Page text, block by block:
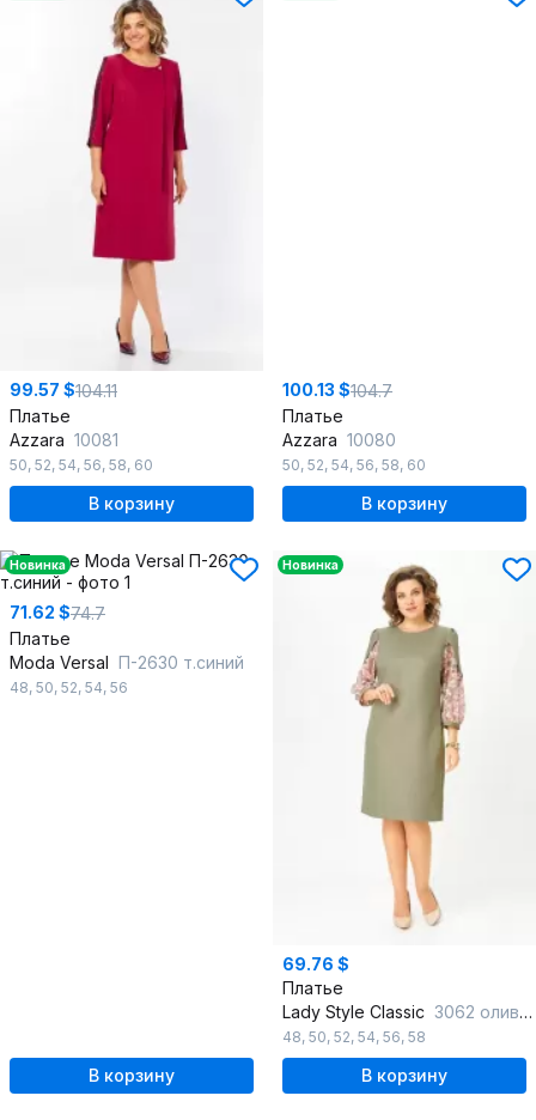
99.57 $104.11
Платье
Azzara 10081
50, 52, 54, 56, 58, 60
В корзину
100.13 $104.7
Платье
Azzara 10080
50, 52, 54, 56, 58, 60
В корзину
Новинка
71.62 $74.7
Платье
Moda Versal П-2630 т.синий
48, 50, 52, 54, 56
В корзину
Новинка
69.76 $
Платье
Lady Style Classic 3062 оливковый
48, 50, 52, 54, 56, 58
В корзину